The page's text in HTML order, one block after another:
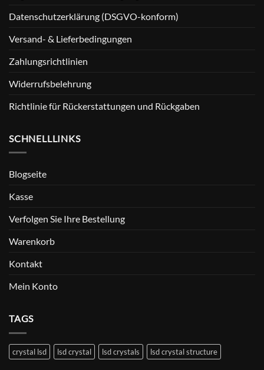
Datenschutzerklärung (DSGVO-konform)
Versand- & Lieferbedingungen
Zahlungsrichtlinien
Widerrufsbelehrung
Richtlinie für Rückerstattungen und Rückgaben
SCHNELLLINKS
Blogseite
Kasse
Verfolgen Sie Ihre Bestellung
Warenkorb
Kontakt
Mein Konto
TAGS
crystal lsd lsd crystal lsd crystals lsd crystal structure